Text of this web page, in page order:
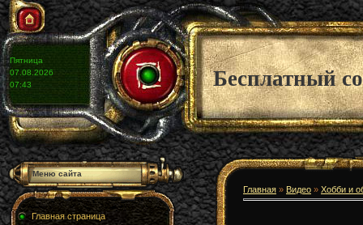
Пятница
07.08.2026
07:43
Бесплатный
Меню сайта
Главная страница
Главная » Видео » Хобби и